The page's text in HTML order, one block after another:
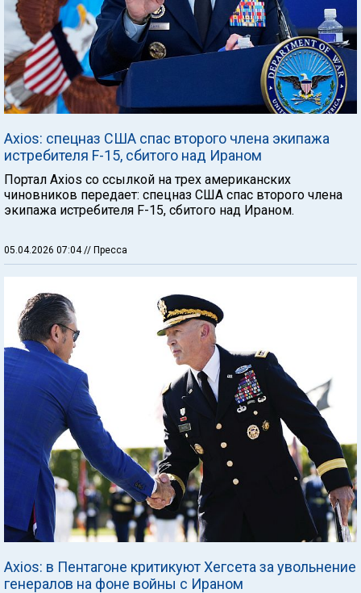
Axios: спецназ США спас второго члена экипажа
истребителя F-15, сбитого над Ираном
Портал Axios со ссылкой на трех американских
чиновников передает: спецназ США спас второго члена
экипажа истребителя F-15, сбитого над Ираном.
05.04.2026 07:04// Пресса
Axios: в Пентагоне критикуют Хегсета за увольнение
генералов на фоне войны с Ираном